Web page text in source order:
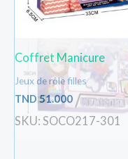
Coffret Manicure
Jeux de rôle filles
TND51.000
SKU: SOCO217-301